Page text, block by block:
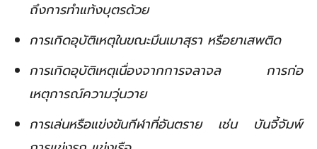
ถึงการทำแท้งบุตรด้วย
การเกิดอุบัติเหตุในขณะมึนเมาสุรา หรือยาเสพติด
การเกิดอุบัติเหตุเนื่องจากการจลาจล การก่อ
เหตุการณ์ความวุ่นวาย
การเล่นหรือแข่งขันกีฬาที่อันตราย เช่น บันจี้จัมพ์